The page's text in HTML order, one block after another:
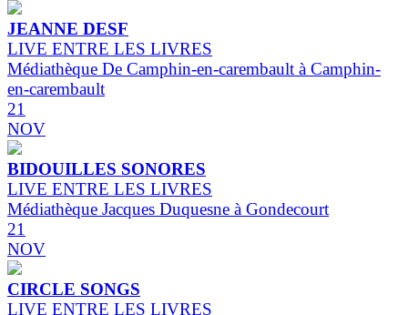
JEANNE DESF
LIVE ENTRE LES LIVRES
Médiathèque De Camphin-en-carembault à Camphin-
en-carembault
21
NOV
BIDOUILLES SONORES
LIVE ENTRE LES LIVRES
Médiathèque Jacques Duquesne à Gondecourt
21
NOV
CIRCLE SONGS
LIVE ENTRE LES LIVRES